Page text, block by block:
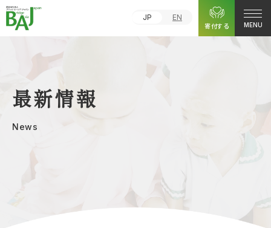
JP
EN
寄付する
MENU
最新情報
News